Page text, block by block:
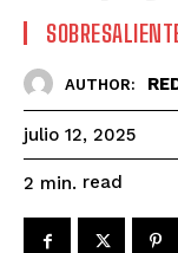
AUTHOR:
julio 12, 2025
2 min. read